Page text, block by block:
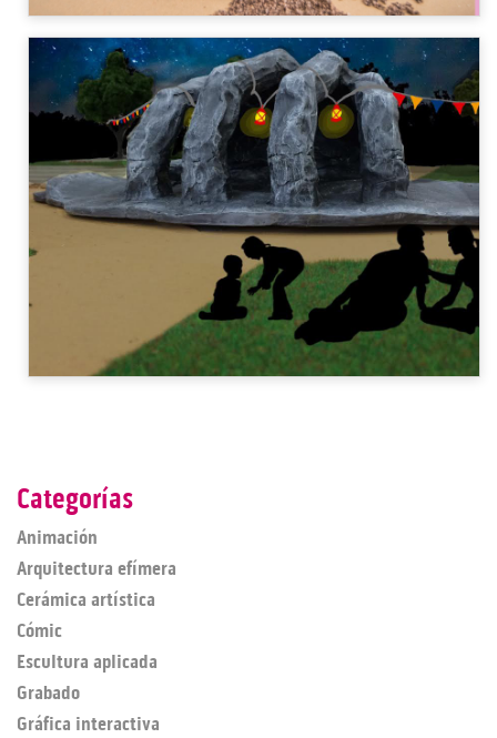
Categorías
Animación
Arquitectura efímera
Cerámica artística
Cómic
Escultura aplicada
Grabado
Gráfica interactiva